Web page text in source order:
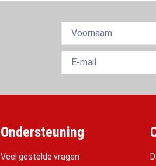
Ondersteuning
Veel gestelde vragen